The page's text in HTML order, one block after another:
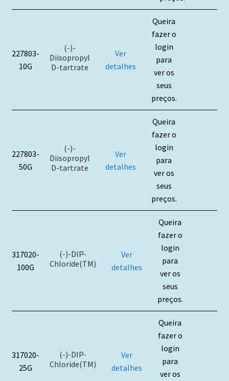
227803-
10G
(-)-
Diisopropyl
D-tartrate
Ver
detalhes
Queira
fazer o
login
para
ver os
seus
preços.
227803-
50G
(-)-
Diisopropyl
D-tartrate
Ver
detalhes
Queira
fazer o
login
para
ver os
seus
preços.
317020-
100G
(-)-DIP-
Chloride(TM)
Ver
detalhes
Queira
fazer o
login
para
ver os
seus
preços.
317020-
25G
(-)-DIP-
Chloride(TM)
Ver
detalhes
Queira
fazer o
login
para
ver os